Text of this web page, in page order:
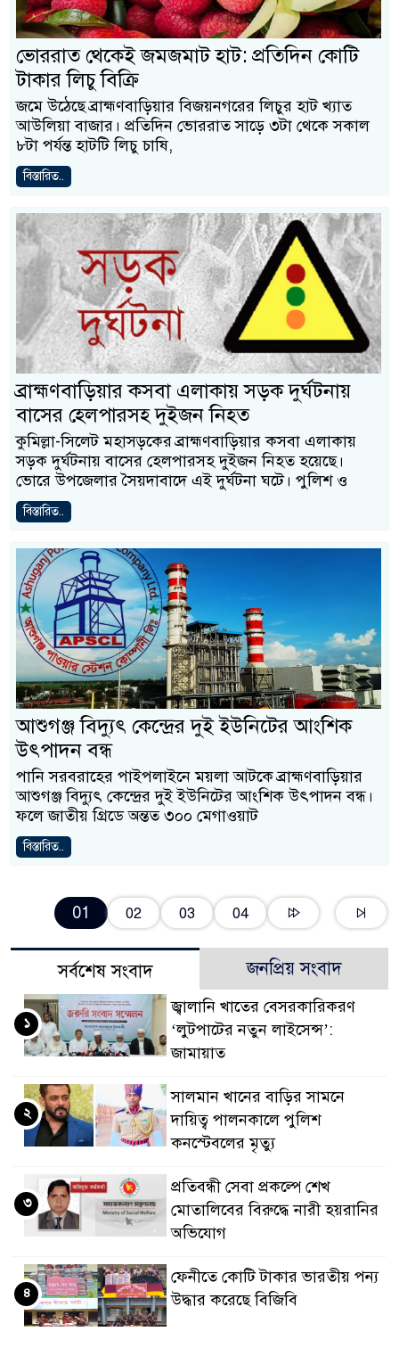
ভোররাত থেকেই জমজমাট হাট: প্রতিদিন কোটি
টাকার লিচু বিক্রি
জমে উঠেছে ব্রাহ্মণবাড়িয়ার বিজয়নগরের লিচুর হাট খ্যাত
আউলিয়া বাজার। প্রতিদিন ভোররাত সাড়ে ৩টা থেকে সকাল
৮টা পর্যন্ত হাটটি লিচু চাষি,
বিস্তারিত..
ব্রাহ্মণবাড়িয়ার কসবা এলাকায় সড়ক দুর্ঘটনায়
বাসের হেলপারসহ দুইজন নিহত
কুমিল্লা-সিলেট মহাসড়কের ব্রাহ্মণবাড়িয়ার কসবা এলাকায়
সড়ক দুর্ঘটনায় বাসের হেলপারসহ দুইজন নিহত হয়েছে।
ভোরে উপজেলার সৈয়দাবাদে এই দুর্ঘটনা ঘটে। পুলিশ ও
বিস্তারিত..
আশুগঞ্জ বিদ্যুৎ কেন্দ্রের দুই ইউনিটের আংশিক
উৎপাদন বন্ধ
পানি সরবরাহের পাইপলাইনে ময়লা আটকে ব্রাহ্মণবাড়িয়ার
আশুগঞ্জ বিদ্যুৎ কেন্দ্রের দুই ইউনিটের আংশিক উৎপাদন বন্ধ।
ফলে জাতীয় গ্রিডে অন্তত ৩০০ মেগাওয়াট
বিস্তারিত..
01 02 03 04
সর্বশেষ সংবাদ জনপ্রিয় সংবাদ
জ্বালানি খাতের বেসরকারিকরণ
‘লুটপাটের নতুন লাইসেন্স’:
জামায়াত
১
সালমান খানের বাড়ির সামনে
দায়িত্ব পালনকালে পুলিশ
কনস্টেবলের মৃত্যু
২
প্রতিবন্ধী সেবা প্রকল্পে শেখ
মোতালিবের বিরুদ্ধে নারী হয়রানির
অভিযোগ
৩
ফেনীতে কোটি টাকার ভারতীয় পন্য
উদ্ধার করেছে বিজিবি
৪